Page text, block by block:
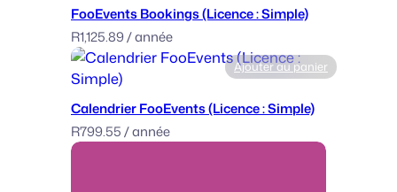
n
s
e
:
u
l
FooEvents Bookings (Licence : Simple)
R1,125.89/ année
Ajouter au panier
Calendrier FooEvents (Licence : Simple)
R799.55/ année